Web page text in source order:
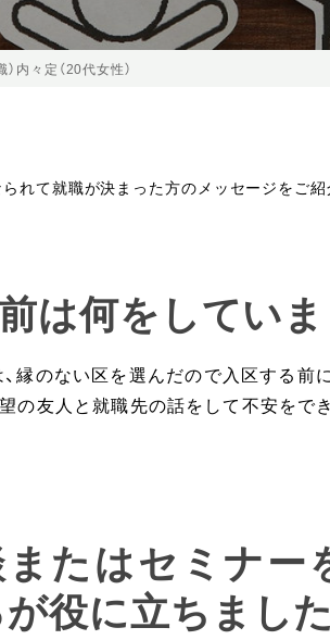
内々定（20代女性）
れて就職が決まった方のメッセージをご紹
は何をしてい
、縁のない区を選んだので入区する前
の友人と就職先の話をして不安をで
またはセミナー
役に立ちまし